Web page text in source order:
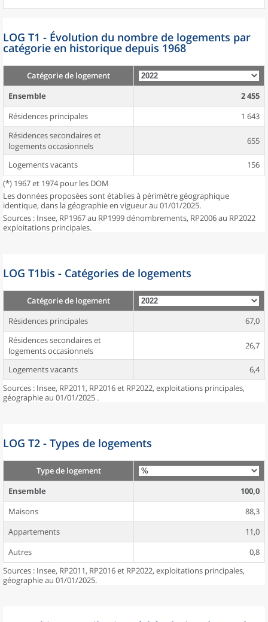
LOG T1 - Évolution du nombre de logements par
catégorie en historique depuis 1968
Catégorie de logement
Ensemble
2 455
Résidences principales
1 643
Résidences secondaires et
logements occasionnels
655
Logements vacants
156
(*) 1967 et 1974 pour les DOM
Les données proposées sont établies à périmètre géographique
identique, dans la géographie en vigueur au 01/01/2025.
Sources : Insee, RP1967 au RP1999 dénombrements, RP2006 au RP2022
exploitations principales.
LOG T1bis - Catégories de logements
Catégorie de logement
Résidences principales
67,0
Résidences secondaires et
logements occasionnels
26,7
Logements vacants
6,4
Sources : Insee, RP2011, RP2016 et RP2022, exploitations principales,
géographie au 01/01/2025 .
LOG T2 - Types de logements
Type de logement
Ensemble
100,0
Maisons
88,3
Appartements
11,0
Autres
0,8
Sources : Insee, RP2011, RP2016 et RP2022, exploitations principales,
géographie au 01/01/2025.